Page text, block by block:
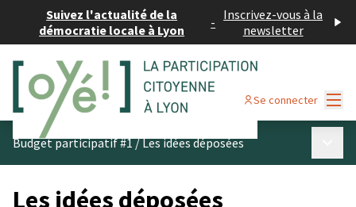
Suivez l'actualité de la
démocratie locale à Lyon
- Inscrivez-vous à la
newsletter
Se connecter
Budget participatif #1/Les idées déposées
Les idées déposées